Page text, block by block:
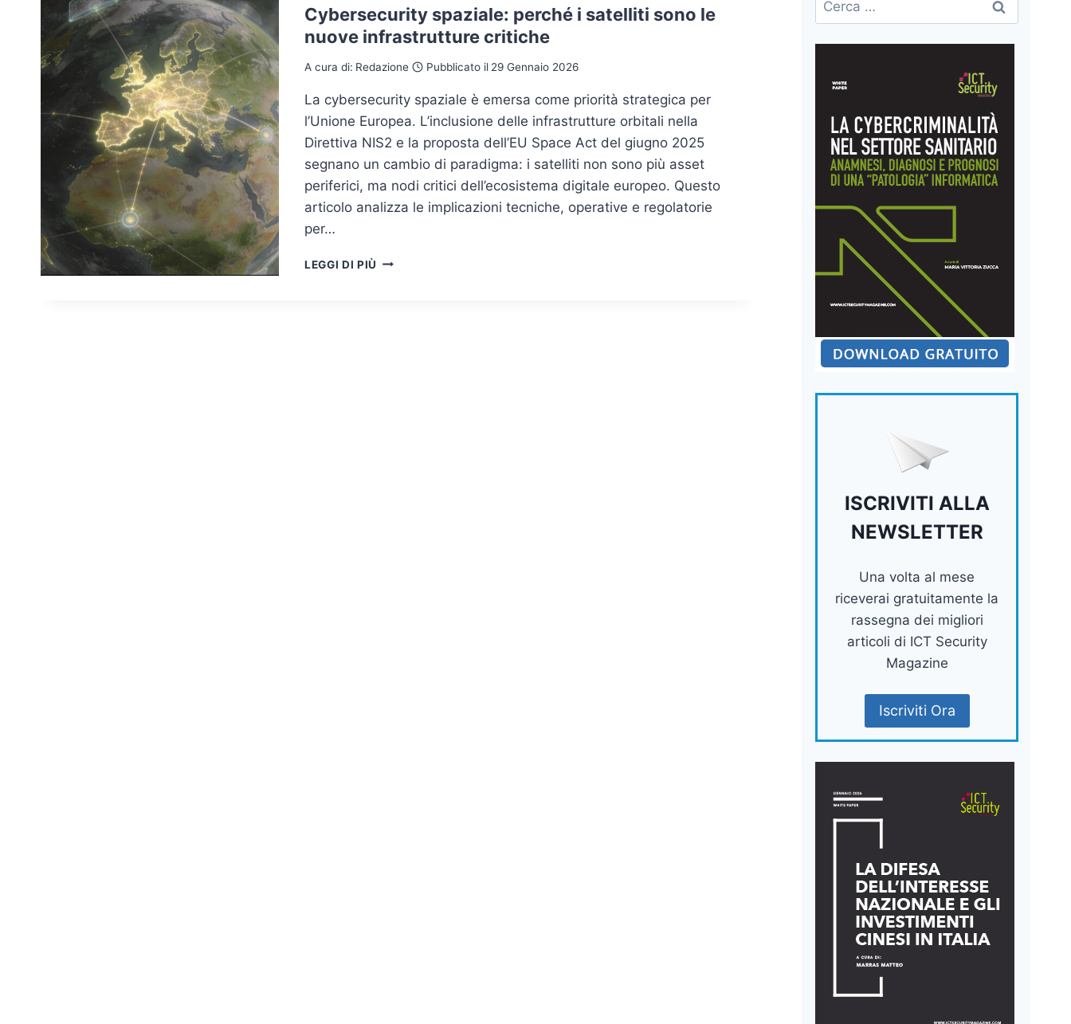
Cybersecurity spaziale: perché i satelliti sono le
nuove infrastrutture critiche
A cura di: Redazione Pubblicato il 29 Gennaio 2026
La cybersecurity spaziale è emersa come priorità strategica per
l’Unione Europea. L’inclusione delle infrastrutture orbitali nella
Direttiva NIS2 e la proposta dell’EU Space Act del giugno 2025
segnano un cambio di paradigma: i satelliti non sono più asset
periferici, ma nodi critici dell’ecosistema digitale europeo. Questo
articolo analizza le implicazioni tecniche, operative e regolatorie
per…
LEGGI DI PIÙ CYBERSECURITY
per:
ISCRIVITI ALLA
NEWSLETTER
Una volta al mese
riceverai gratuitamente la
rassegna dei migliori
articoli di ICT Security
Magazine
Iscriviti Ora